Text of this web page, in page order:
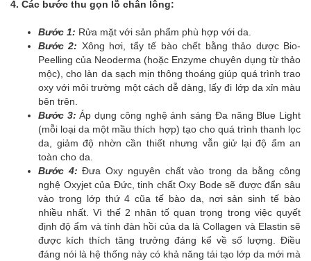
4. Các bước thu gọn lỗ chân lông:
Bước 1: Rửa mặt với sản phẩm phù hợp với da.
Bước 2: Xông hơi, tẩy tế bào chết bằng thảo dược Bio-
Peelling của Neoderma (hoặc Enzyme chuyên dụng từ thảo
mộc), cho làn da sạch mịn thông thoáng giúp quá trình trao
oxy với môi trường một cách dễ dàng, lấy đi lớp da xỉn màu
bên trên.
Bước 3: Áp dụng công nghệ ánh sáng Đa năng Blue Light
(mỗi loại da một mầu thích hợp) tạo cho quá trình thanh lọc
da, giảm độ nhờn cần thiết nhưng vẫn giử lại độ ẩm an
toàn cho da.
Bước 4: Đưa Oxy nguyên chất vào trong da bằng công
nghệ Oxyjet của Đức, tinh chất Oxy Bode sẽ được đẩn sâu
vào trong lớp thứ 4 cũa tế bào da, nơi sản sinh tế bào
nhiều nhất. Vì thế 2 nhân tố quan trọng trong việc quyết
định độ ẩm và tính đàn hồi của da là Collagen và Elastin sẽ
được kích thích tăng trưởng đáng kể về số lượng. Điều
đáng nói là hệ thống này có khả năng tái tạo lớp da mới mà